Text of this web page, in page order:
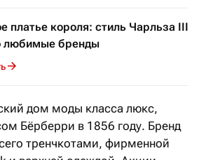
платье короля: стиль Чарльза III
любимые бренды
дом моды класса люкс,
Бёрберри в 1856 году. Бренд
тренчкотами, фирменной